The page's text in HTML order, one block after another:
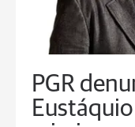
PGR